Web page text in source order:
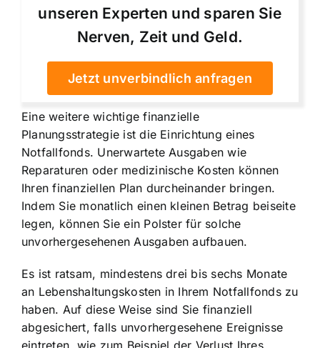
unseren Experten und sparen Sie
Nerven, Zeit und Geld.
Jetzt unverbindlich anfragen
Eine weitere wichtige finanzielle
Planungsstrategie ist die Einrichtung eines
Notfallfonds. Unerwartete Ausgaben wie
Reparaturen oder medizinische Kosten können
Ihren finanziellen Plan durcheinander bringen.
Indem Sie monatlich einen kleinen Betrag beiseite
legen, können Sie ein Polster für solche
unvorhergesehenen Ausgaben aufbauen.
Es ist ratsam, mindestens drei bis sechs Monate
an Lebenshaltungskosten in Ihrem Notfallfonds zu
haben. Auf diese Weise sind Sie finanziell
abgesichert, falls unvorhergesehene Ereignisse